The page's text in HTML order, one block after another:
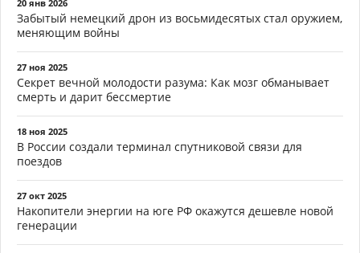
20 янв 2026
Забытый немецкий дрон из восьмидесятых стал оружием,
меняющим войны
27 ноя 2025
Секрет вечной молодости разума: Как мозг обманывает
смерть и дарит бессмертие
18 ноя 2025
В России создали терминал спутниковой связи для
поездов
27 окт 2025
Накопители энергии на юге РФ окажутся дешевле новой
генерации